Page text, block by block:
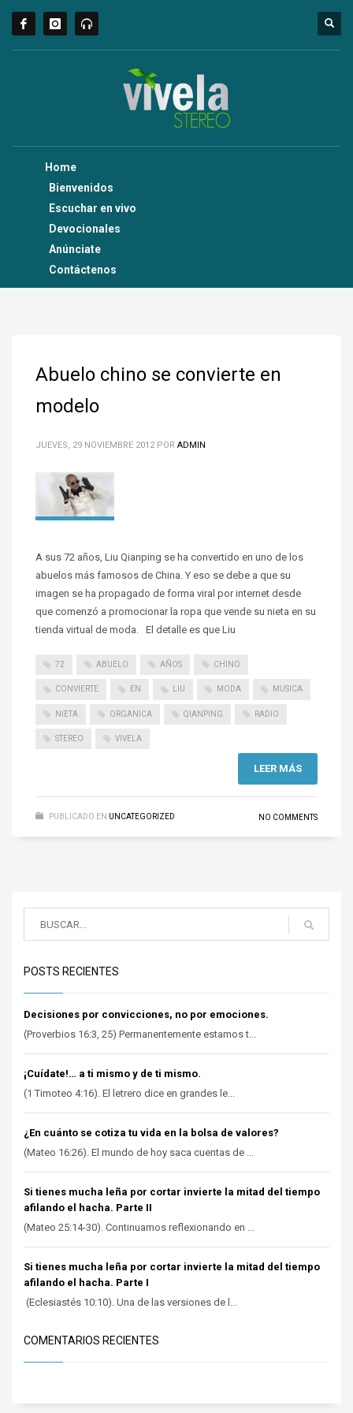
Home
Bienvenidos
Escuchar en vivo
Devocionales
Anúnciate
Contáctenos
Abuelo chino se convierte en
modelo
JUEVES, 29 NOVIEMBRE 2012 POR ADMIN
A sus 72 años, Liu Qianping se ha convertido en uno de los
abuelos más famosos de China. Y eso se debe a que su
imagen se ha propagado de forma viral por internet desde
que comenzó a promocionar la ropa que vende su nieta en su
tienda virtual de moda. El detalle es que Liu
72 ABUELO AÑOS CHINO
CONVIERTE EN LIU MODA MUSICA
NIETA ORGANICA QIANPING RADIO
STEREO VIVELA
LEER MÁS
PUBLICADO EN UNCATEGORIZED NO COMMENTS
POSTS RECIENTES
Decisiones por convicciones, no por emociones.
(Proverbios 16:3, 25) Permanentemente estamos t...
¡Cuídate!… a ti mismo y de ti mismo.
(1 Timoteo 4:16). El letrero dice en grandes le...
¿En cuánto se cotiza tu vida en la bolsa de valores?
(Mateo 16:26). El mundo de hoy saca cuentas de ...
Si tienes mucha leña por cortar invierte la mitad del tiempo
afilando el hacha. Parte II
(Mateo 25:14-30). Continuamos reflexionando en ...
Si tienes mucha leña por cortar invierte la mitad del tiempo
afilando el hacha. Parte I
(Eclesiastés 10:10). Una de las versiones de l...
COMENTARIOS RECIENTES